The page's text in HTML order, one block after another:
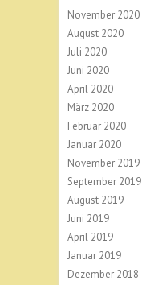
November 2020
August 2020
Juli 2020
Juni 2020
April 2020
März 2020
Februar 2020
Januar 2020
November 2019
September 2019
August 2019
Juni 2019
April 2019
Januar 2019
Dezember 2018